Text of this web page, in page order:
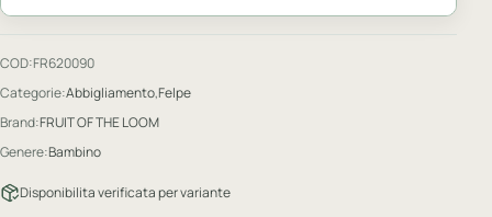
COD:FR620090
Categorie:Abbigliamento,Felpe
Brand:FRUIT OF THE LOOM
Genere:Bambino
Disponibilita verificata per variante